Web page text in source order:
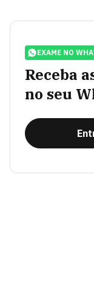
EXAME NO
Receba
no seu